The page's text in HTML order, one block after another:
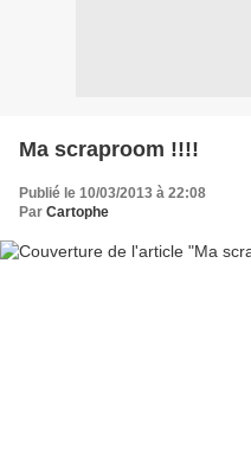
Ma scraproom !!!!
Publié le 10/03/2013 à 22:08
Par Cartophe